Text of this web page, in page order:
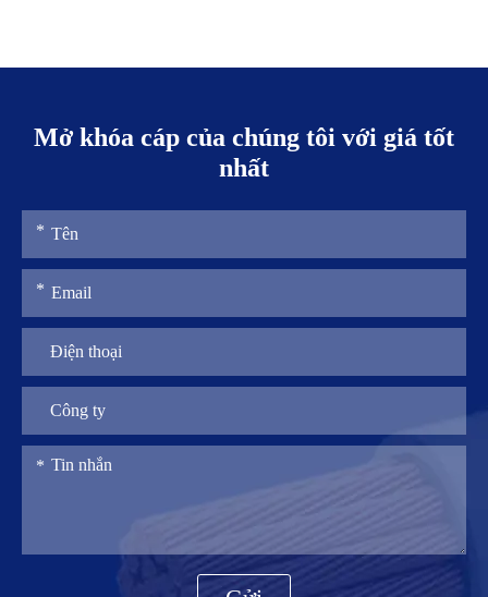
Mở khóa cáp của chúng tôi với giá tốt
nhất